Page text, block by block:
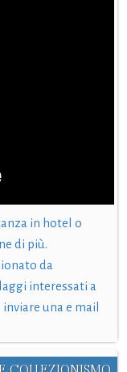
in hotel o
di più.
da
interessati a
una e mail